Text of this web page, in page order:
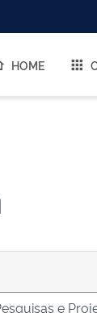
HOME